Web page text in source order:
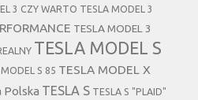
3 CZY WARTO TESLA MODEL 3
TESLA MODEL 3
TESLA MODEL S
S 85 TESLA MODEL X
Polska TESLA S TESLA S "PLAID"